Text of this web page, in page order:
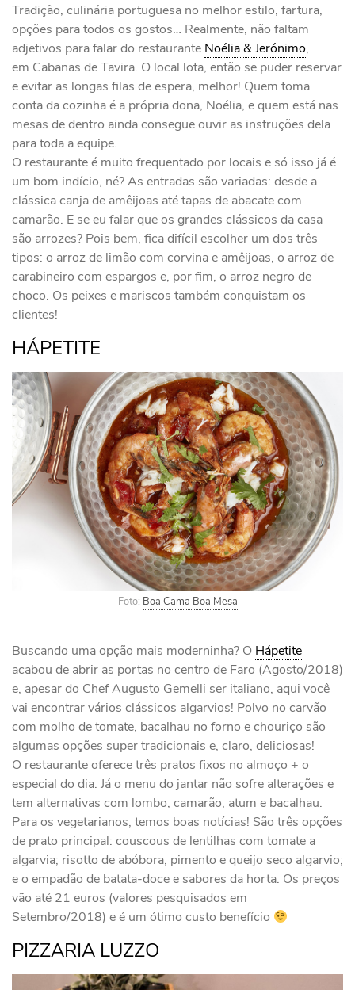
Tradição, culinária portuguesa no melhor estilo, fartura,
opções para todos os gostos… Realmente, não faltam
adjetivos para falar do restaurante Noélia & Jerónimo,
em Cabanas de Tavira. O local lota, então se puder reservar
e evitar as longas filas de espera, melhor! Quem toma
conta da cozinha é a própria dona, Noélia, e quem está nas
mesas de dentro ainda consegue ouvir as instruções dela
para toda a equipe.
O restaurante é muito frequentado por locais e só isso já é
um bom indício, né? As entradas são variadas: desde a
clássica canja de amêijoas até tapas de abacate com
camarão. E se eu falar que os grandes clássicos da casa
são arrozes? Pois bem, fica difícil escolher um dos três
tipos: o arroz de limão com corvina e amêijoas, o arroz de
carabineiro com espargos e, por fim, o arroz negro de
choco. Os peixes e mariscos também conquistam os
clientes!
HÁPETITE
Foto: Boa Cama Boa Mesa
Buscando uma opção mais moderninha? O Hápetite
acabou de abrir as portas no centro de Faro (Agosto/2018)
e, apesar do Chef Augusto Gemelli ser italiano, aqui você
vai encontrar vários clássicos algarvios! Polvo no carvão
com molho de tomate, bacalhau no forno e chouriço são
algumas opções super tradicionais e, claro, deliciosas!
O restaurante oferece três pratos fixos no almoço + o
especial do dia. Já o menu do jantar não sofre alterações e
tem alternativas com lombo, camarão, atum e bacalhau.
Para os vegetarianos, temos boas notícias! São três opções
de prato principal: couscous de lentilhas com tomate a
algarvia; risotto de abóbora, pimento e queijo seco algarvio;
e o empadão de batata-doce e sabores da horta. Os preços
vão até 21 euros (valores pesquisados em
Setembro/2018) e é um ótimo custo benefício
PIZZARIA LUZZO